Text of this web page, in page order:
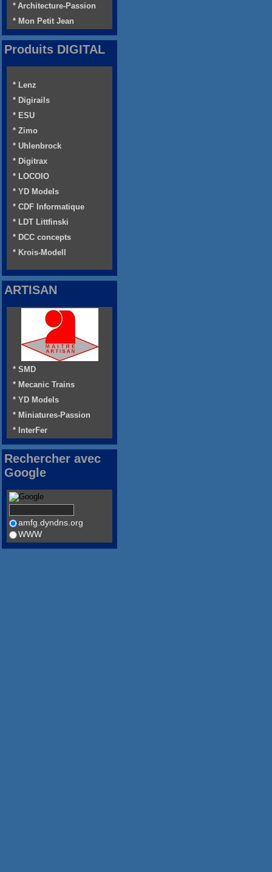
* Architecture-Passion
* Mon Petit Jean
Produits DIGITAL
* Lenz
* Digirails
* ESU
* Zimo
* Uhlenbrock
* Digitrax
* LOCOIO
* YD Models
* CDF Informatique
* LDT Littfinski
* DCC concepts
* Krois-Modell
ARTISAN
* SMD
* Mecanic Trains
* YD Models
* Miniatures-Passion
* InterFer
Rechercher avec
Google
amfg.dyndns.org
WWW